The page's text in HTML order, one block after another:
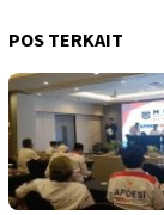
POS TERKAIT